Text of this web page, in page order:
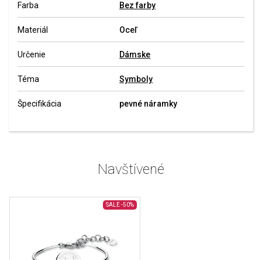
Farba Bez farby
Materiál Oceľ
Určenie Dámske
Téma Symboly
Špecifikácia pevné náramky
Navštívené
SALE -50%